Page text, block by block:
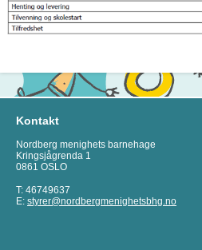
Kontakt
Nordberg menighets barnehage
Kringsjågrenda 1
0861 OSLO
T: 46749637
E: styrer@nordbergmenighetsbhg.no